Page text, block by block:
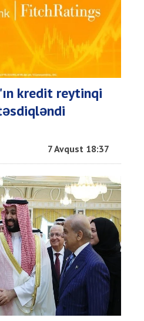
kredit reytinqi
7 Avqust 18:37